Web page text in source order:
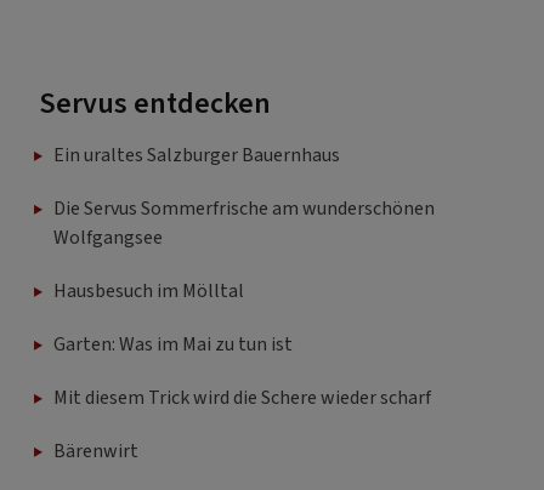
Servus entdecken
Ein uraltes Salzburger Bauernhaus
Die Servus Sommerfrische am wunderschönen
Wolfgangsee
Hausbesuch im Mölltal
Garten: Was im Mai zu tun ist
Mit diesem Trick wird die Schere wieder scharf
Bärenwirt